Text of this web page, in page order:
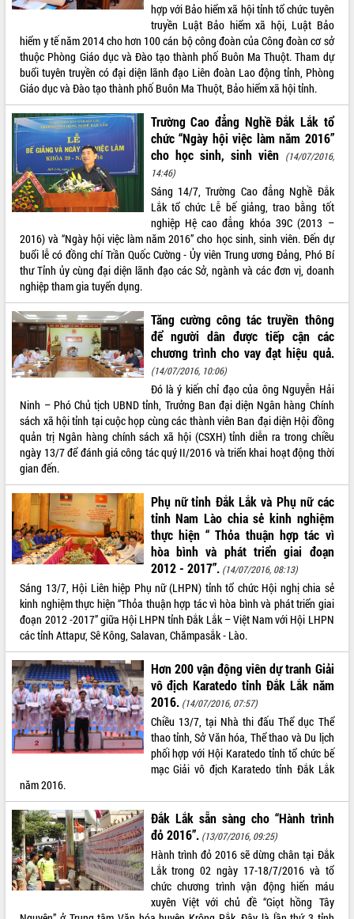
định EUDR
trường Nguyễn Hoàng Hiệp khảo sát
vùng trồng và doanh nghiệp đóng gói
sầu riêng tại Đắk Lắk
Trình diễn nghệ thuật chế biến các
món ăn từ sầu riêng
Đắk Lắk công bố Quy hoạch và xúc
tiến đầu tư tỉnh
Ngành cá ngừ Đắk Lắk chủ động thích
ứng để giữ vững thị trường xuất khẩu
Diễn đàn Kinh tế tư nhân Việt Nam đột
Đề án 06 tạo bước ngoặt đột phá trong
cải cách hành chính tỉnh Đắk Lắk
Kết nối tour, đẩy mạnh chuyển đổi số
để phát triển du lịch Đắk Lắk
Khởi động Dự án Đầu tư xây dựng hạ
tầng kỹ thuật Cụm công nghiệp Tân
Tiến
Gặp mặt các cơ quan báo chí nhân Kỷ
niệm 101 năm Ngày Báo chí Cách
Đắk Lắk sơ kết 4 năm triển khai thực
hiện Đề án 06 của Chính phủ
Họp báo thông tin về Hội nghị Công bố
Quy hoạch và Xúc tiến đầu tư tỉnh Đắk
Lắk
Khơi thông điểm nghẽn, đẩy nhanh
giải ngân vốn khắc phục thiên tai
HĐND tỉnh thông qua điều chỉnh Quy
hoạch tỉnh thời kỳ 2021-2030
Hội thảo góp ý hồ sơ điều chỉnh quy
hoạch tỉnh Đắk Lắk thời kỳ 2021-2030,
tầm nhìn đến năm 2050
Nâng cao hiệu quả hoạt động của các
doanh nghiệp nhà nước
Hội nghị triển khai kết nối mạng
truyền số liệu chuyên dùng phục vụ cơ
quan Đảng, Nhà nước
Lễ phát động chuỗi hoạt động chung
tay làm sạch môi trường
Xã Ea Kar bước chuyển mình trong
công tác cải cách hành chính mô hình
năm 2026
Hội thảo khoa học “Giải pháp thúc đẩy
phát triển nền kinh tế xanh tại tỉnh
Đắk Lắk”
Tăng cường giám sát, đôn đốc thực
hiện nhiệm vụ quản lý tài sản công
hàng tuần
hợp với Bảo hiểm xã hội tỉnh tổ chức tuyên
truyền Luật Bảo hiểm xã hội, Luật Bảo
hiểm y tế năm 2014 cho hơn 100 cán bộ công đoàn của Công đoàn cơ sở
thuộc Phòng Giáo dục và Đào tạo thành phố Buôn Ma Thuột. Tham dự
buổi tuyên truyền có đại diện lãnh đạo Liên đoàn Lao động tỉnh, Phòng
Giáo dục và Đào tạo thành phố Buôn Ma Thuột, Bảo hiểm xã hội tỉnh.
Trường Cao đẳng Nghề Đắk Lắk tổ
chức “Ngày hội việc làm năm 2016”
cho học sinh, sinh viên (14/07/2016,
14:46)
Sáng 14/7, Trường Cao đẳng Nghề Đắk
Lắk tổ chức Lễ bế giảng, trao bằng tốt
nghiệp Hệ cao đẳng khóa 39C (2013 –
2016) và “Ngày hội việc làm năm 2016” cho học sinh, sinh viên. Đến dự
buổi lễ có đồng chí Trần Quốc Cường - Ủy viên Trung ương Đảng, Phó Bí
thư Tỉnh ủy cùng đại diện lãnh đạo các Sở, ngành và các đơn vị, doanh
nghiệp tham gia tuyển dụng.
Tăng cường công tác truyền thông
để người dân được tiếp cận các
chương trình cho vay đạt hiệu quả.
(14/07/2016, 10:06)
Đó là ý kiến chỉ đạo của ông Nguyễn Hải
Ninh – Phó Chủ tịch UBND tỉnh, Trưởng Ban đại diện Ngân hàng Chính
sách xã hội tỉnh tại cuộc họp cùng các thành viên Ban đại diện Hội đồng
quản trị Ngân hàng chính sách xã hội (CSXH) tỉnh diễn ra trong chiều
ngày 13/7 để đánh giá công tác quý II/2016 và triển khai hoạt động thời
gian đến.
Phụ nữ tỉnh Đắk Lắk và Phụ nữ các
tỉnh Nam Lào chia sẻ kinh nghiệm
thực hiện “ Thỏa thuận hợp tác vì
hòa bình và phát triển giai đoạn
2012 - 2017”. (14/07/2016, 08:13)
Sáng 13/7, Hội Liên hiệp Phụ nữ (LHPN) tỉnh tổ chức Hội nghị chia sẻ
kinh nghiệm thực hiện “Thỏa thuận hợp tác vì hòa bình và phát triển giai
đoạn 2012 -2017” giữa Hội LHPN tỉnh Đắk Lắk – Việt Nam với Hội LHPN
các tỉnh Attapư, Sê Kông, Salavan, Chămpasắk - Lào.
Hơn 200 vận động viên dự tranh Giải
vô địch Karatedo tỉnh Đắk Lắk năm
2016. (14/07/2016, 07:57)
Chiều 13/7, tại Nhà thi đấu Thể dục Thể
thao tỉnh, Sở Văn hóa, Thể thao và Du lịch
phối hợp với Hội Karatedo tỉnh tổ chức bế
mạc Giải vô địch Karatedo tỉnh Đắk Lắk
năm 2016.
Đắk Lắk sẵn sàng cho “Hành trình
đỏ 2016”. (13/07/2016, 09:25)
Hành trình đỏ 2016 sẽ dừng chân tại Đắk
Lắk trong 02 ngày 17-18/7/2016 và tổ
chức chương trình vận động hiến máu
xuyên Việt với chủ đề “Giọt hồng Tây